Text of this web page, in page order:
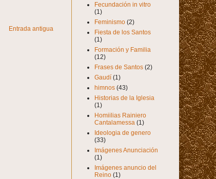
Entrada antigua
Fecundación in vitro
(1)
Feminismo (2)
Fiesta de los Santos
(1)
Formación y Familia
(12)
Frases de Santos (2)
Gaudí (1)
himnos (43)
Historias de la Iglesia
(1)
Homiilias Rainiero
Cantalamessa (1)
Ideologia de genero
(33)
Imágenes Anunciación
(1)
Imágenes anuncio del
Reino (1)